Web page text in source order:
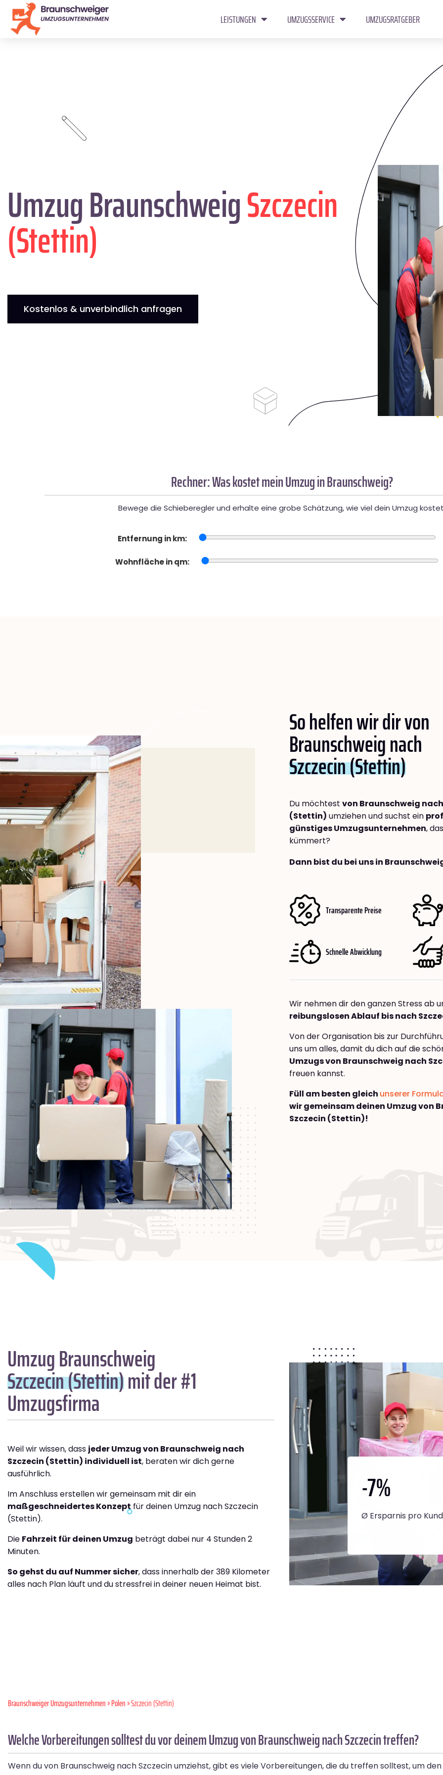
LEISTUNGEN UMZUGSSERVICE UMZUGSRATGEBER
Umzug BraunschweigSzczecin
(Stettin)
Kostenlos & unverbindlich anfragen
Rechner: Was kostet mein Umzug in Braunschweig?
Bewege die Schieberegler und erhalte eine grobe Schätzung, wie viel dein Umzug
Entfernung in km:
Wohnfläche in qm:
So helfen wir dir von
Braunschweig nach
Szczecin (Stettin)
Du möchtest von Braunschweig
(Stettin) umziehen und suchst ein
günstiges Umzugsunternehmen,
kümmert?
Dann bist du bei uns in
Transparente Preise
Schnelle Abwicklung
Wir nehmen dir den ganzen Stress ab
reibungslosen Ablauf bis nach
Von der Organisation bis zur
uns um alles, damit du dich auf die
Umzugs von Braunschweig nach
freuen kannst.
Füll am besten gleich unserer
wir gemeinsam deinen Umzug von
Szczecin (Stettin)!
Umzug Braunschweig
Szczecin (Stettin)mit der #1
Umzugsfirma
Weil wir wissen, dass jeder Umzug von Braunschweig nach
Szczecin (Stettin) individuell ist, beraten wir dich gerne
ausführlich.
Im Anschluss erstellen wir gemeinsam mit dir ein
maßgeschneidertes Konzeptfür deinen Umzug nach Szczecin
(Stettin).
Die Fahrzeit für deinen Umzug beträgt dabei nur 4 Stunden 2
Minuten.
So gehst du auf Nummer sicher, dass innerhalb der 389 Kilometer
alles nach Plan läuft und du stressfrei in deiner neuen Heimat bist.
-7%
Ø Ersparnis pro
Braunschweiger Umzugsunternehmen»Polen» Szczecin (Stettin)
Welche Vorbereitungen solltest du vor deinem Umzug von Braunschweig nach Szczecin treffen?
Wenn du von Braunschweig nach Szczecin umziehst, gibt es viele Vorbereitungen, die du treffen solltest, um